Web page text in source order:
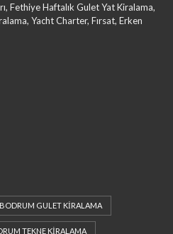
Fethiye Haftalık Gulet Yat Kiralama,
Yacht Charter, Fırsat, Erken
BODRUM GULET KIRALAMA
TEKNE KIRALAMA